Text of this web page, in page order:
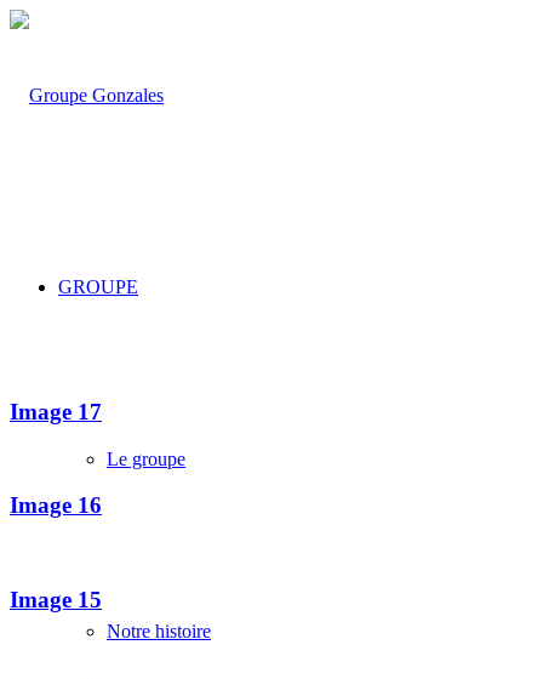
GROUPE
Le groupe
Notre histoire
Image 17
Image 16
Image 15